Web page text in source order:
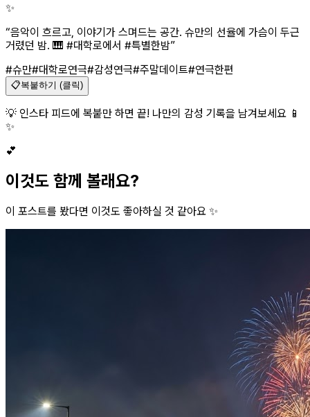
✨
“음악이 흐르고, 이야기가 스며드는 공간. 슈만의 선율에 가슴이 두근
거렸던 밤. 🎹 #대학로에서 #특별한밤”
#슈만#대학로연극#감성연극#주말데이트#연극한편
📋복붙하기 (클릭)
💡 인스타 피드에 복붙만 하면 끝! 나만의 감성 기록을 남겨보세요 📱
✨
💕
이것도 함께 볼래요?
이 포스트를 봤다면 이것도 좋아하실 것 같아요 ✨